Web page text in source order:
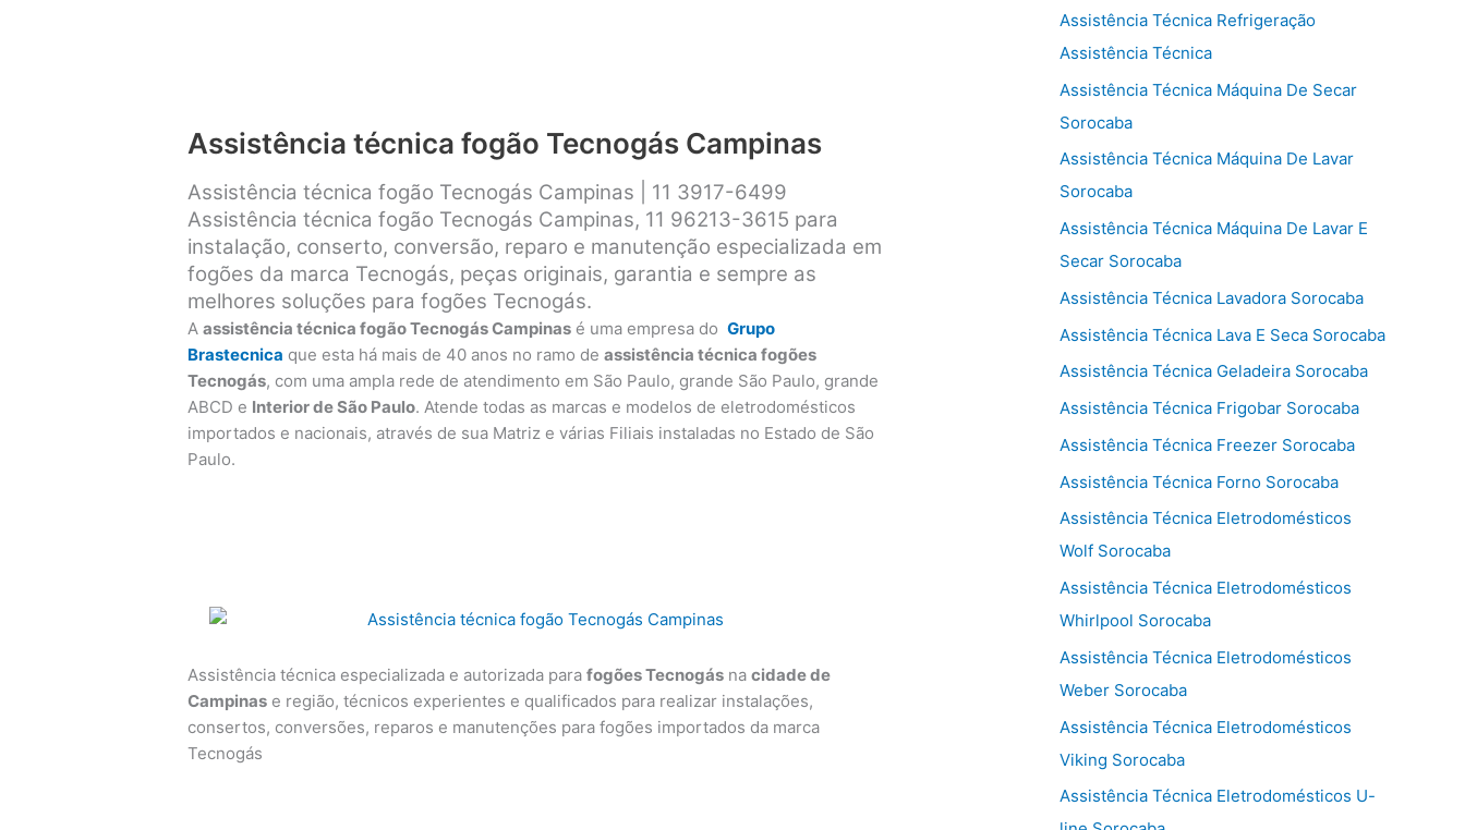
Assistência técnica fogão Tecnogás Campinas
Assistência técnica fogão Tecnogás Campinas | 11 3917-6499
Assistência técnica fogão Tecnogás Campinas, 11 96213-3615 para
instalação, conserto, conversão, reparo e manutenção especializada em
fogões da marca Tecnogás, peças originais, garantia e sempre as
melhores soluções para fogões Tecnogás.
Aassistência técnica fogão Tecnogás Campinas é uma empresa doGrupo
Brastecnica que esta há mais de 40 anos no ramo deassistência técnica fogões
Tecnogás, com uma ampla rede de atendimento em São Paulo, grande São Paulo, grande
ABCD e Interior de São Paulo. Atende todas as marcas e modelos de eletrodomésticos
importados e nacionais, através de sua Matriz e várias Filiais instaladas no Estado de São
Paulo.
Assistência técnica especializada e autorizada parafogões Tecnogás nacidade de
Campinas e região, técnicos experientes e qualificados para realizar instalações,
consertos, conversões, reparos e manutenções para fogões importados da marca
Tecnogás
Assistência Técnica Refrigeração
Assistência Técnica
Assistência Técnica Máquina De Secar
Sorocaba
Assistência Técnica Máquina De Lavar
Sorocaba
Assistência Técnica Máquina De Lavar E
Secar Sorocaba
Assistência Técnica Lavadora Sorocaba
Assistência Técnica Lava E Seca Sorocaba
Assistência Técnica Geladeira Sorocaba
Assistência Técnica Frigobar Sorocaba
Assistência Técnica Freezer Sorocaba
Assistência Técnica Forno Sorocaba
Assistência Técnica Eletrodomésticos
Wolf Sorocaba
Assistência Técnica Eletrodomésticos
Whirlpool Sorocaba
Assistência Técnica Eletrodomésticos
Weber Sorocaba
Assistência Técnica Eletrodomésticos
Viking Sorocaba
Assistência Técnica Eletrodomésticos U-